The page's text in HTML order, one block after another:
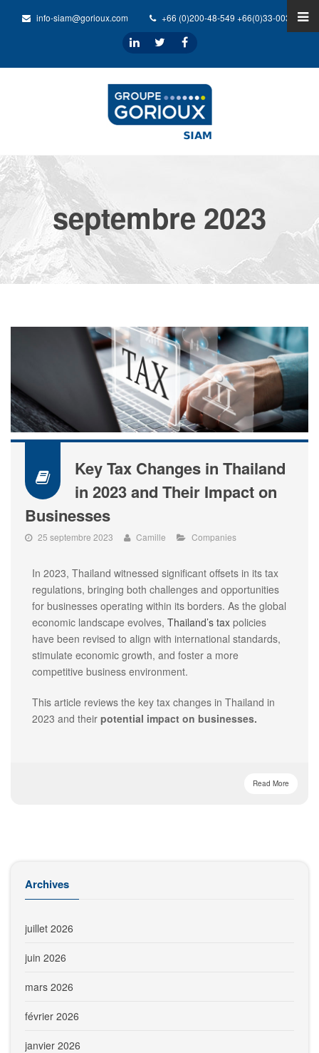
info-siam@gorioux.com +66 (0)200-48-549 +66(0)33-0032-31
septembre 2023
Key Tax Changes in Thailand
in 2023 and Their Impact on
Businesses
25 septembre 2023 Camille Companies
In 2023, Thailand witnessed significant offsets in its tax
regulations, bringing both challenges and opportunities
for businesses operating within its borders. As the global
economic landscape evolves, Thailand’s tax policies
have been revised to align with international standards,
stimulate economic growth, and foster a more
competitive business environment.
This article reviews the key tax changes in Thailand in
2023 and their potential impact on businesses.
Read More
Archives
juillet 2026
juin 2026
mars 2026
février 2026
janvier 2026